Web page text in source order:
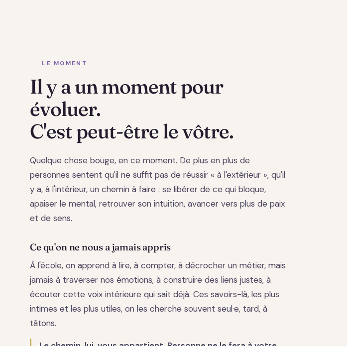
LE MOMENT
Il y a un moment pour
évoluer.
C'est peut-être le vôtre.
Quelque chose bouge, en ce moment. De plus en plus de
personnes sentent qu'il ne suffit pas de réussir « à l'extérieur », qu'il
y a, à l'intérieur, un chemin à faire : se libérer de ce qui bloque,
apaiser le mental, retrouver son intuition, avancer vers plus de paix
et de sens.
Ce qu'on ne nous a jamais appris
À l'école, on apprend à lire, à compter, à décrocher un métier, mais
jamais à traverser nos émotions, à construire des liens justes, à
écouter cette voix intérieure qui sait déjà. Ces savoirs-là, les plus
intimes et les plus utiles, on les cherche souvent seul·e, tard, à
tâtons.